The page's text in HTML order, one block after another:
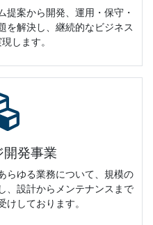
提案から開発、運用・保守・
を解決し、継続的なビジネス
します。
発事業
らゆる業務について、規模の
、設計からメンテナンスまで
けしております。